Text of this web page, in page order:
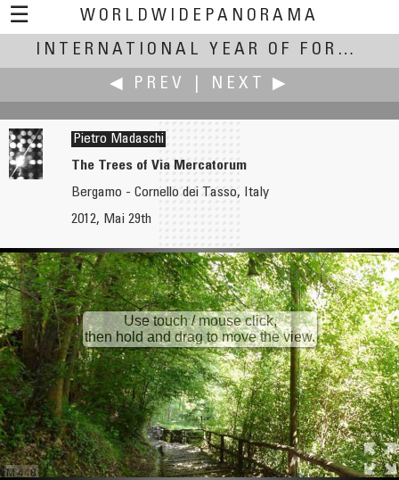
☰
WORLDWIDEPANORAMA
International Year of Forests:INTERNATIONAL YEAR OF FORESTS
◀ PREV
NEXT ▶
Paco Lorente
Olot's Beech Forest
Pietro Madaschi
The Trees of Via Mercatorum
Bergamo - Cornello dei Tasso, Italy
2012, Mai 29th
M 448
Use touch / mouse click,
then hold and drag to move the view.